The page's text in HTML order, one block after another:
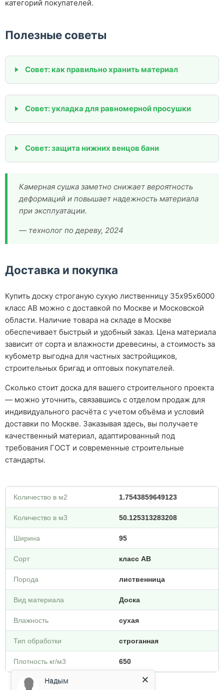
категорий покупателей.
Полезные советы
Совет: как правильно хранить материал
Совет: укладка для равномерной просушки
Совет: защита нижних венцов бани
Камерная сушка заметно снижает вероятность
деформаций и повышает надежность материала
при эксплуатации.
— технолог по дереву, 2024
Доставка и покупка
Купить доску строганую сухую лиственницу 35х95х6000
класс АВ можно с доставкой по Москве и Московской
области. Наличие товара на складе в Москве
обеспечивает быстрый и удобный заказ. Цена материала
зависит от сорта и влажности древесины, а стоимость за
кубометр выгодна для частных застройщиков,
строительных бригад и оптовых покупателей.
Сколько стоит доска для вашего строительного проекта
— можно уточнить, связавшись с отделом продаж для
индивидуального расчёта с учетом объёма и условий
доставки по Москве. Заказывая здесь, вы получаете
качественный материал, адаптированный под
требования ГОСТ и современные строительные
стандарты.
Количество в м2 1.7543859649123
Количество в м3 50.125313283208
Ширина 95
Сорт класс АВ
Порода лиственница
Вид материала Доска
Влажность сухая
Тип обработки строганная
Плотность кг/м3 650
Надым